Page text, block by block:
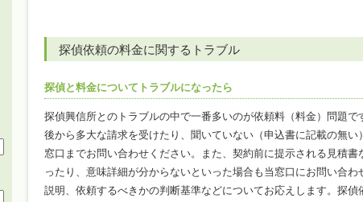
探偵依頼の料金に関するトラブル
探偵と料金についてトラブルになったら
探偵興信所とのトラブルの中で一番多いのが依頼料（料金）問題
後から多大な請求を受けたり、聞いていない（申込書に記載の無
窓口までお問い合わせください。また、契約前に提示される見積
ったり、意味詳細が分からないといった場合も当窓口にお問い合
説明、依頼するべきかの判断基準などについてお応えします。探